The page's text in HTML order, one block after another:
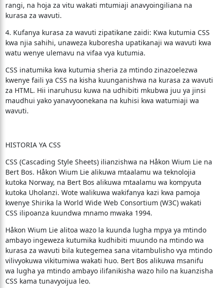
rangi, na hoja za vitu wakati mtumiaji anavyoingiliana na
kurasa za wavuti.
4. Kufanya kurasa za wavuti zipatikane zaidi: Kwa kutumia CSS
kwa njia sahihi, unaweza kuboresha upatikanaji wa wavuti kwa
watu wenye ulemavu na vifaa vya kutumia.
CSS inatumika kwa kutumia sheria za mtindo zinazoelezwa
kwenye faili ya CSS na kisha kuunganishwa na kurasa za wavuti
za HTML. Hii inaruhusu kuwa na udhibiti mkubwa juu ya jinsi
maudhui yako yanavyoonekana na kuhisi kwa watumiaji wa
wavuti.
HISTORIA YA CSS
CSS (Cascading Style Sheets) ilianzishwa na Håkon Wium Lie na
Bert Bos. Håkon Wium Lie alikuwa mtaalamu wa teknolojia
kutoka Norway, na Bert Bos alikuwa mtaalamu wa kompyuta
kutoka Uholanzi. Wote walikuwa wakifanya kazi kwa pamoja
kwenye Shirika la World Wide Web Consortium (W3C) wakati
CSS ilipoanza kuundwa mnamo mwaka 1994.
Håkon Wium Lie alitoa wazo la kuunda lugha mpya ya mtindo
ambayo ingeweza kutumika kudhibiti muundo na mtindo wa
kurasa za wavuti bila kutegemea sana vitambulisho vya mtindo
vilivyokuwa vikitumiwa wakati huo. Bert Bos alikuwa msanifu
wa lugha ya mtindo ambayo ilifanikisha wazo hilo na kuanzisha
CSS kama tunavyoijua leo.